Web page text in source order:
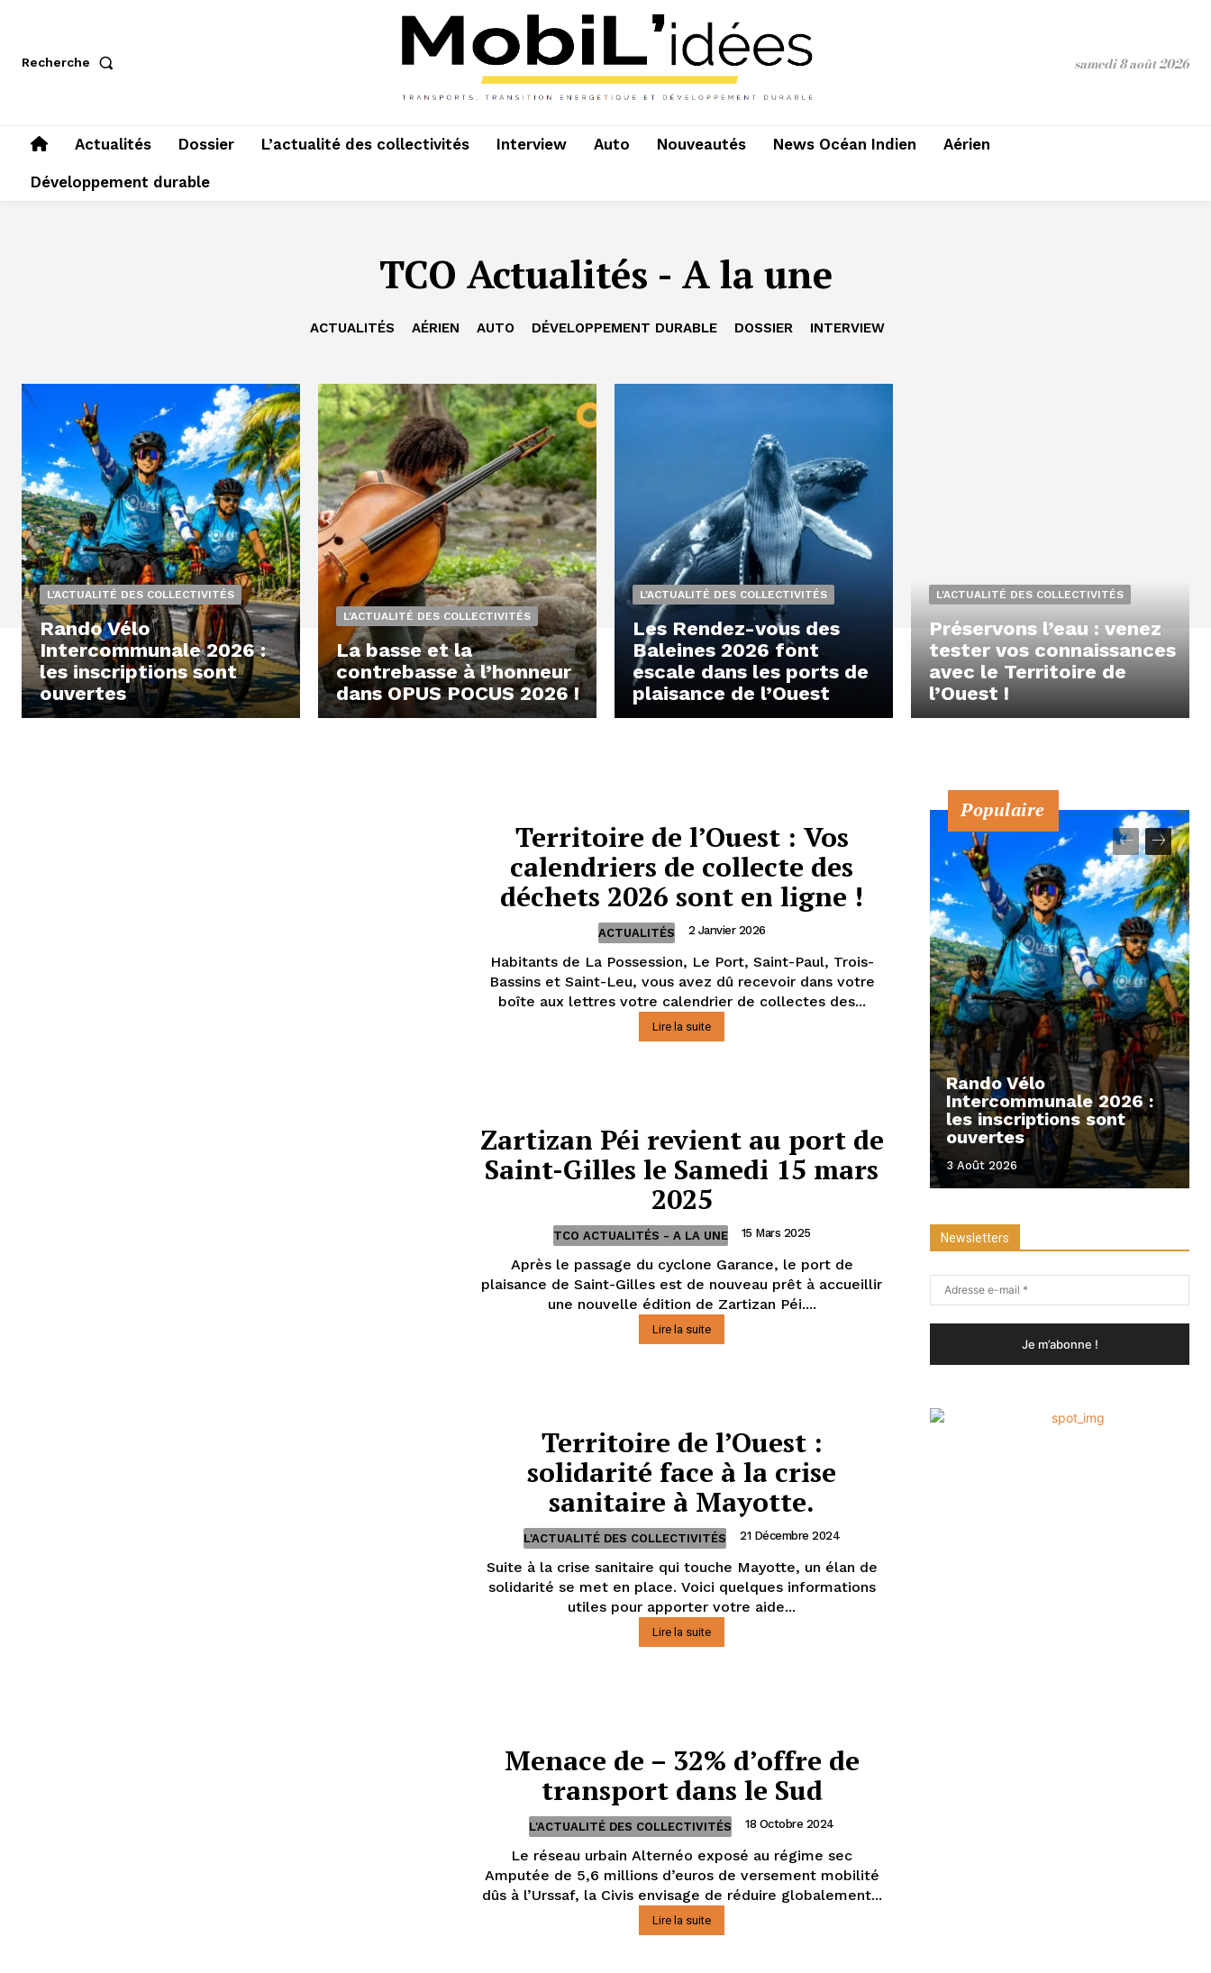
Recherche samedi 8 août 2026
Actualités Dossier L’actualité des collectivités Interview Auto Nouveautés News Océan Indien Aérien
Développement durable
TCO Actualités - A la une
ACTUALITÉS AÉRIEN AUTO DÉVELOPPEMENT DURABLE DOSSIER INTERVIEW
L'ACTUALITÉ DES COLLECTIVITÉS
Rando Vélo
Intercommunale 2026 :
les inscriptions sont
ouvertes
L'ACTUALITÉ DES COLLECTIVITÉS
La basse et la
contrebasse à l’honneur
dans OPUS POCUS 2026 !
L'ACTUALITÉ DES COLLECTIVITÉS
Les Rendez-vous des
Baleines 2026 font
escale dans les ports de
plaisance de l’Ouest
L'ACTUALITÉ DES COLLECTIVITÉS
Préservons l’eau : venez
tester vos connaissances
avec le Territoire de
l’Ouest !
Territoire de l’Ouest : Vos
calendriers de collecte des
déchets 2026 sont en ligne !
ACTUALITÉS 2 Janvier 2026
Habitants de La Possession, Le Port, Saint-Paul, Trois-
Bassins et Saint-Leu, vous avez dû recevoir dans votre
boîte aux lettres votre calendrier de collectes des...
Lire la suite
Zartizan Péi revient au port de
Saint-Gilles le Samedi 15 mars
2025
TCO ACTUALITÉS - A LA UNE 15 Mars 2025
Après le passage du cyclone Garance, le port de
plaisance de Saint-Gilles est de nouveau prêt à accueillir
une nouvelle édition de Zartizan Péi....
Lire la suite
Territoire de l’Ouest :
solidarité face à la crise
sanitaire à Mayotte.
L'ACTUALITÉ DES COLLECTIVITÉS 21 Décembre 2024
Suite à la crise sanitaire qui touche Mayotte, un élan de
solidarité se met en place. Voici quelques informations
utiles pour apporter votre aide...
Lire la suite
Menace de – 32% d’offre de
transport dans le Sud
L'ACTUALITÉ DES COLLECTIVITÉS 18 Octobre 2024
Le réseau urbain Alternéo exposé au régime sec
Amputée de 5,6 millions d’euros de versement mobilité
dûs à l’Urssaf, la Civis envisage de réduire globalement...
Lire la suite
Populaire
Rando Vélo
Intercommunale 2026 :
les inscriptions sont
ouvertes
3 Août 2026
Newsletters